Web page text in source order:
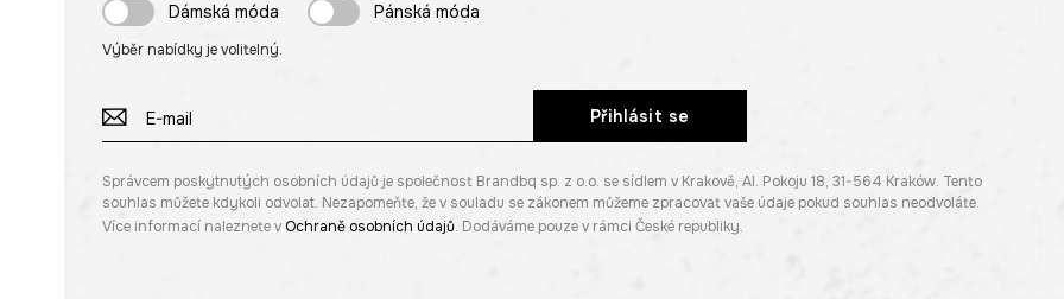
Dámská móda
Pánská móda
Výběr nabídky je volitelný.
Přihlásit se
Správcem poskytnutých osobních údajů je společnost Brandbq sp. z o.o. se sídlem v Krakově, Al. Pokoju 18, 31-564 Kraków. Tento
souhlas můžete kdykoli odvolat. Nezapomeňte, že v souladu se zákonem můžeme zpracovat vaše údaje pokud souhlas neodvoláte.
Více informací naleznete v Ochraně osobních údajů. Dodáváme pouze v rámci České republiky.